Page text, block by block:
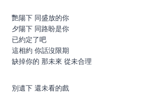
艷陽下 同盛放的你
夕陽下 同路盼是你
已約定了吧
這相約 你話沒限期
缺掉你的 那未來 從未合理
別遺下 還未看的戲